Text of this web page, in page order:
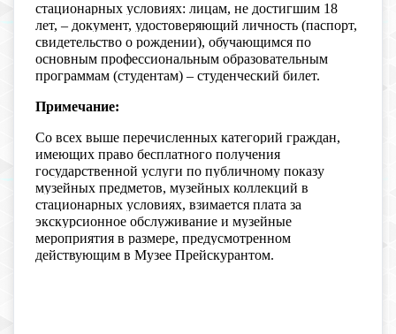
стационарных условиях: лицам, не достигшим 18
лет, – документ, удостоверяющий личность (паспорт,
свидетельство о рождении), обучающимся по
основным профессиональным образовательным
программам (студентам) – студенческий билет.
Примечание:
Со всех выше перечисленных категорий граждан,
имеющих право бесплатного получения
государственной услуги по публичному показу
музейных предметов, музейных коллекций в
стационарных условиях, взимается плата за
экскурсионное обслуживание и музейные
мероприятия в размере, предусмотренном
действующим в Музее Прейскурантом.